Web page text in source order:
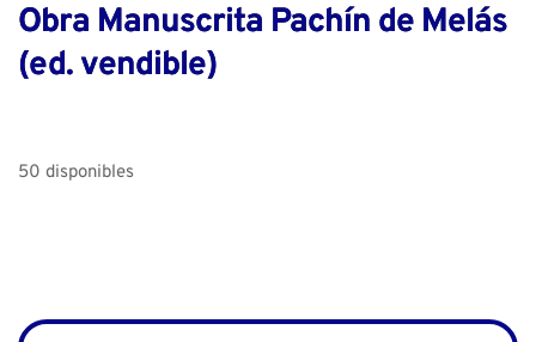
Obra Manuscrita Pachín de Melás
(ed. vendible)
50 disponibles